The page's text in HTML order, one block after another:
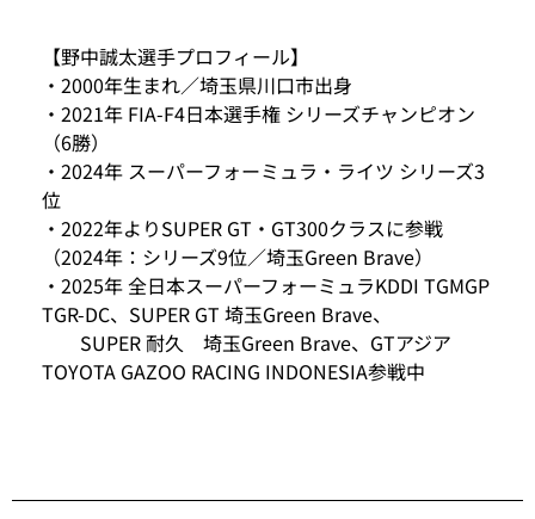
【野中誠太選手プロフィール】
・2000年生まれ／埼玉県川口市出身
・2021年 FIA-F4日本選手権 シリーズチャンピオン
（6勝）
・2024年 スーパーフォーミュラ・ライツ シリーズ3
位
・2022年よりSUPER GT・GT300クラスに参戦
（2024年：シリーズ9位／埼玉Green Brave）
・2025年 全日本スーパーフォーミュラKDDI TGMGP
TGR-DC、SUPER GT 埼玉Green Brave、
SUPER 耐久 埼玉Green Brave、GTアジア
TOYOTA GAZOO RACING INDONESIA参戦中